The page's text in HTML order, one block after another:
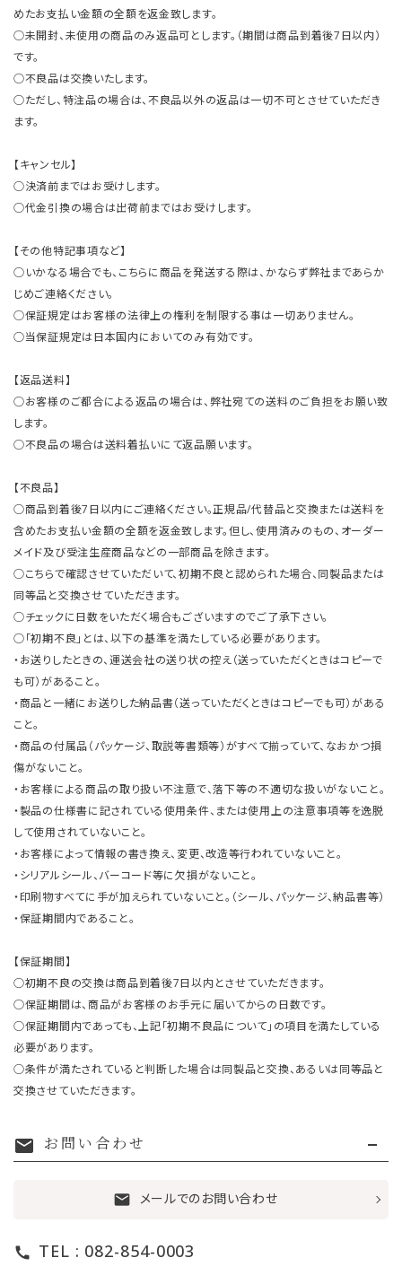
めたお支払い金額の全額を返金致します。
○未開封、未使用の商品のみ返品可とします。（期間は商品到着後7日以内）
です。
○不良品は交換いたします。
○ただし、特注品の場合は、不良品以外の返品は一切不可とさせていただき
ます。
【キャンセル】
○決済前まではお受けします。
○代金引換の場合は出荷前まではお受けします。
【その他特記事項など】
○いかなる場合でも、こちらに商品を発送する際は、かならず弊社まであらか
じめご連絡ください。
○保証規定はお客様の法律上の権利を制限する事は一切ありません。
○当保証規定は日本国内においてのみ有効です。
【返品送料】
○お客様のご都合による返品の場合は、弊社宛ての送料のご負担をお願い致
します。
○不良品の場合は送料着払いにて返品願います。
【不良品】
○商品到着後7日以内にご連絡ください。正規品/代替品と交換または送料を
含めたお支払い金額の全額を返金致します。但し、使用済みのもの、オーダー
メイド及び受注生産商品などの一部商品を除きます。
○こちらで確認させていただいて、初期不良と認められた場合、同製品または
同等品と交換させていただきます。
○チェックに日数をいただく場合もございますのでご了承下さい。
○「初期不良」とは、以下の基準を満たしている必要があります。
・お送りしたときの、運送会社の送り状の控え（送っていただくときはコピーで
も可）があること。
・商品と一緒にお送りした納品書（送っていただくときはコピーでも可）がある
こと。
・商品の付属品（パッケージ、取説等書類等）がすべて揃っていて、なおかつ損
傷がないこと。
・お客様による商品の取り扱い不注意で、落下等の不適切な扱いがないこと。
・製品の仕様書に記されている使用条件、または使用上の注意事項等を逸脱
して使用されていないこと。
・お客様によって情報の書き換え、変更、改造等行われていないこと。
・シリアルシール、バーコード等に欠損がないこと。
・印刷物すべてに手が加えられていないこと。（シール、パッケージ、納品書等）
・保証期間内であること。
【保証期間】
○初期不良の交換は商品到着後7日以内とさせていただきます。
○保証期間は、商品がお客様のお手元に届いてからの日数です。
○保証期間内であっても、上記「初期不良品について」の項目を満たしている
必要があります。
○条件が満たされていると判断した場合は同製品と交換、あるいは同等品と
交換させていただきます。
mail お問い合わせ
mail メールでのお問い合わせ
call TEL : 082-854-0003